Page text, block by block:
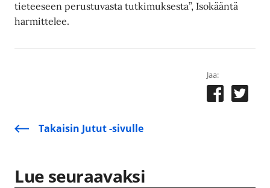
tieteeseen perustuvasta tutkimuksesta”, Isokääntä
harmittelee.
Jaa:
Takaisin Jutut -sivulle
Lue seuraavaksi